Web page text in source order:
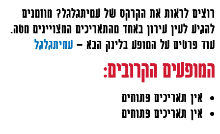
רוצים לראות את הקרקס של עמיתגלגל? מוזמנים
להגיע לעין עירון באחד מהתאריכים המצויינים מטה.
עוד פרטים על המופע בלינק הבא – עמיתגלגל
המופעים הקרובים:
אין תאריכים פתוחים
אין תאריכים פתוחים